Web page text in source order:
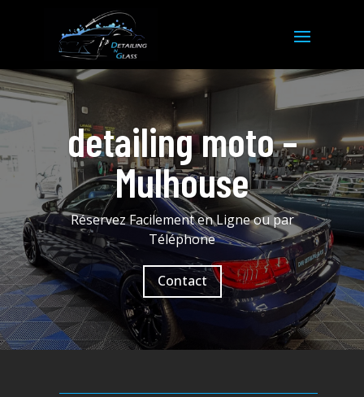
detailing moto –
Mulhouse
Réservez Facilement en Ligne ou par
Téléphone
Contact